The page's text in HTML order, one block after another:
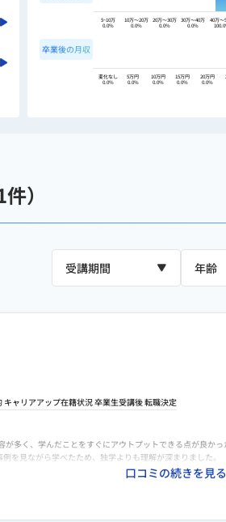
5~10万
0.0%
10万〜20万
0.0%
20万〜30万
0.0%
30万〜40万
0.0%
40万〜
卒業後の月収
変化なし
0.0%
5万円
0.0%
10万円
0.0%
15万円
0.0%
20万円
0.0%
）
キャリアアップ在籍状況 卒業生受講後転職決定
多く、学んだことをすぐにアウトプットできる点が良か
を見ながら学べたため、独学よりも理解が深まりました。
口コミの続きを見る